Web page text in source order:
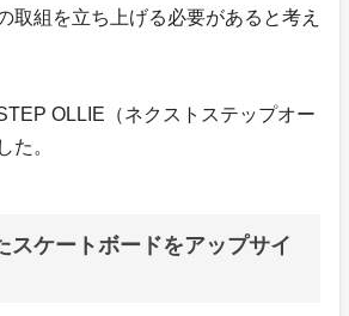
取組を立ち上げる必要があると考え
OLLIE（ネクストステップオー
た。
スケートボードをアップサイ